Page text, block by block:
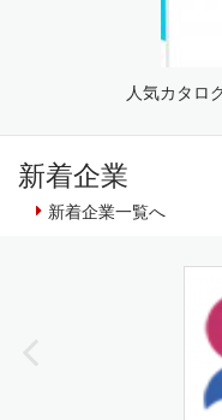
人気カタロ
新着企業
新着企業一覧へ